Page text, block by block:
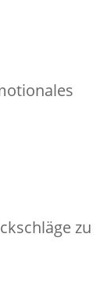
zu